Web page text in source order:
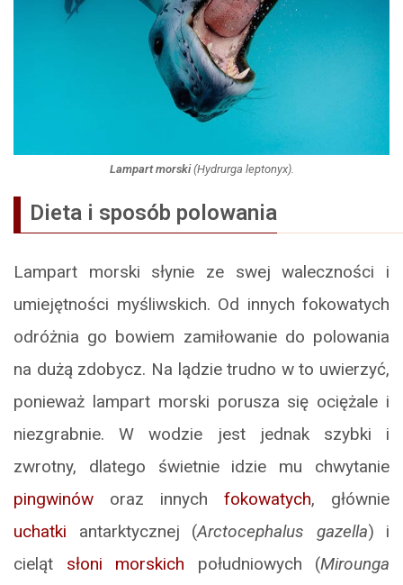
Lampart morski(Hydrurga leptonyx).
Dieta i sposób polowania
Lampart morski słynie ze swej waleczności i
umiejętności myśliwskich. Od innych fokowatych
odróżnia go bowiem zamiłowanie do polowania
na dużą zdobycz. Na lądzie trudno w to uwierzyć,
ponieważ lampart morski porusza się ociężale i
niezgrabnie. W wodzie jest jednak szybki i
zwrotny, dlatego świetnie idzie mu chwytanie
pingwinów oraz innych fokowatych, głównie
uchatki antarktycznej (Arctocephalus gazella) i
cieląt słoni morskich południowych (Mirounga